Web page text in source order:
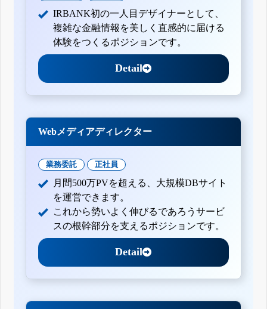
IRBANK初の一人目デザイナーとして、
複雑な金融情報を美しく直感的に届ける
体験をつくるポジションです。
Detail
Webメディアディレクター
業務委託 正社員
月間500万PVを超える、大規模DBサイト
を運営できます。
これから勢いよく伸びるであろうサービ
スの根幹部分を支えるポジションです。
Detail